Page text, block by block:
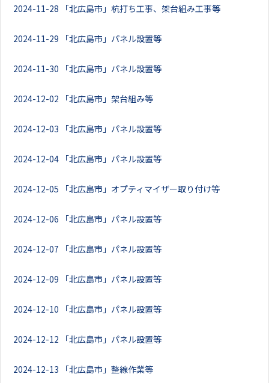
2024-11-28 「北広島市」杭打ち工事、架台組み工事等
2024-11-29 「北広島市」パネル設置等
2024-11-30 「北広島市」パネル設置等
2024-12-02 「北広島市」架台組み等
2024-12-03 「北広島市」パネル設置等
2024-12-04 「北広島市」パネル設置等
2024-12-05 「北広島市」オプティマイザー取り付け等
2024-12-06 「北広島市」パネル設置等
2024-12-07 「北広島市」パネル設置等
2024-12-09 「北広島市」パネル設置等
2024-12-10 「北広島市」パネル設置等
2024-12-12 「北広島市」パネル設置等
2024-12-13 「北広島市」整線作業等